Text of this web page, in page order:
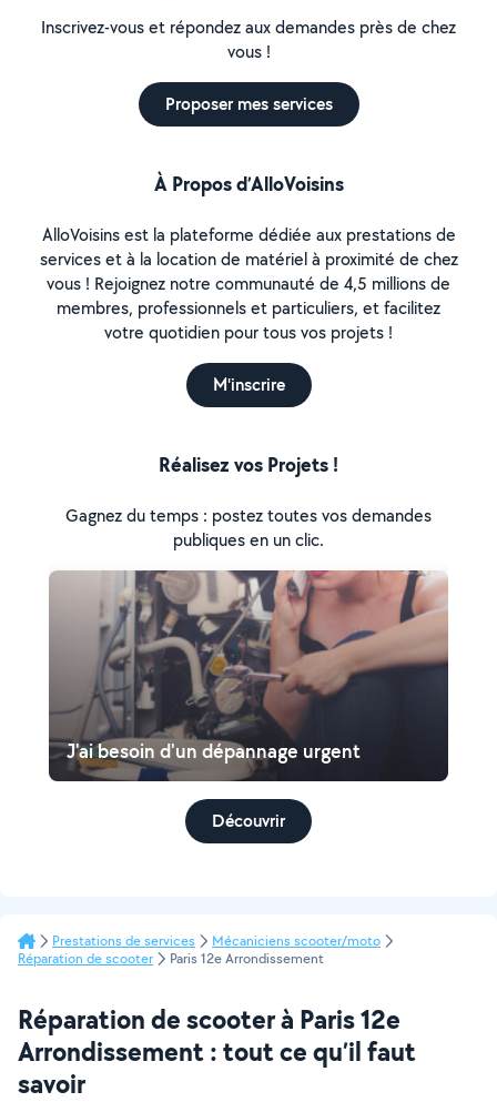
Inscrivez-vous et répondez aux demandes près de chez
vous !
Proposer mes services
À Propos d’AlloVoisins
AlloVoisins est la plateforme dédiée aux prestations de
services et à la location de matériel à proximité de chez
vous ! Rejoignez notre communauté de 4,5 millions de
membres, professionnels et particuliers, et facilitez
votre quotidien pour tous vos projets !
M'inscrire
Réalisez vos Projets !
Gagnez du temps : postez toutes vos demandes
publiques en un clic.
J'ai besoin d'un dépannage urgent
Découvrir
Prestations de services
Mécaniciens scooter/moto
Réparation de scooter
Paris 12e Arrondissement
Réparation de scooter à Paris 12e
Arrondissement : tout ce qu’il faut
savoir